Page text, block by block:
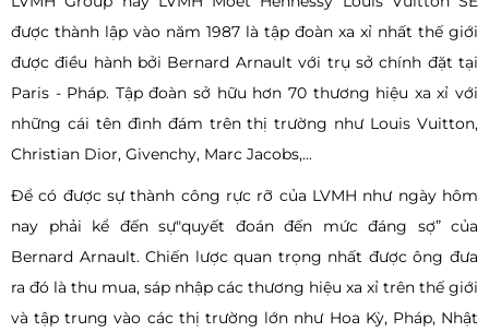
được thành lập vào năm 1987 là tập đoàn xa xỉ nhất thế giới
được điều hành bởi Bernard Arnault với trụ sở chính đặt tại
Paris - Pháp. Tập đoàn sở hữu hơn 70 thương hiệu xa xỉ với
những cái tên đình đám trên thị trường như Louis Vuitton,
Christian Dior, Givenchy, Marc Jacobs,...
Để có được sự thành công rực rỡ của LVMH như ngày hôm
nay phải kể đến sự"quyết đoán đến mức đáng sợ” của
Bernard Arnault. Chiến lược quan trọng nhất được ông đưa
ra đó là thu mua, sáp nhập các thương hiệu xa xỉ trên thế giới
và tập trung vào các thị trường lớn như Hoa Kỳ, Pháp, Nhật